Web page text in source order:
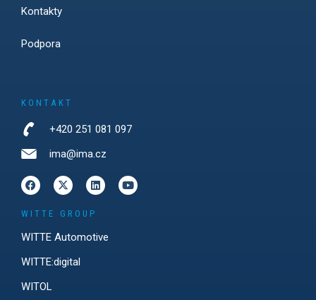
Kontakty
Podpora
KONTAKT
+420 251 081 097
ima@ima.cz
WITTE GROUP
WITTE Automotive
WITTE:digital
WITOL